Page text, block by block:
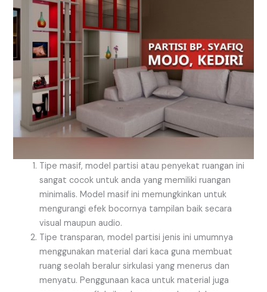
Tipe masif, model partisi atau penyekat ruangan ini
sangat cocok untuk anda yang memiliki ruangan
minimalis. Model masif ini memungkinkan untuk
mengurangi efek bocornya tampilan baik secara
visual maupun audio.
Tipe transparan, model partisi jenis ini umumnya
menggunakan material dari kaca guna membuat
ruang seolah beralur sirkulasi yang menerus dan
menyatu. Penggunaan kaca untuk material juga